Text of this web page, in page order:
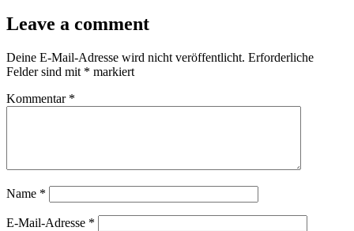
Leave a comment
Deine E-Mail-Adresse wird nicht veröffentlicht. Erforderliche
Felder sind mit * markiert
Kommentar *
Name *
E-Mail-Adresse *